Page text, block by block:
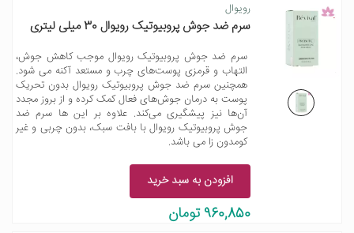
رویوال
سرم ضد جوش پروبیوتیک رویوال 30 میلی لیتری
سرم ضد جوش پروبیوتیک رویوال موجب کاهش جوش،
التهاب و قرمزی پوست‌های چرب و مستعد آکنه می شود.
همچنین سرم ضد جوش پروبیوتیک رویوال بدون تحریک
پوست به درمان جوش‌های فعال کمک کرده و از بروز مجدد
آن‌ها نیز پیشگیری می‌کند. علاوه بر این ها سرم ضد
جوش پروبیوتیک رویوال با بافت سبک، بدون چربی و غیر
کومدون زا می باشد.
افزودن به سبد خرید
960,850 تومان